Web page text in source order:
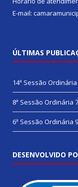
E-mail:
ÚLTIMAS
14ª Sessão Ordinária
8ª Sessão Ordinária
6ª Sessão Ordinária
DESENVOLVIDO